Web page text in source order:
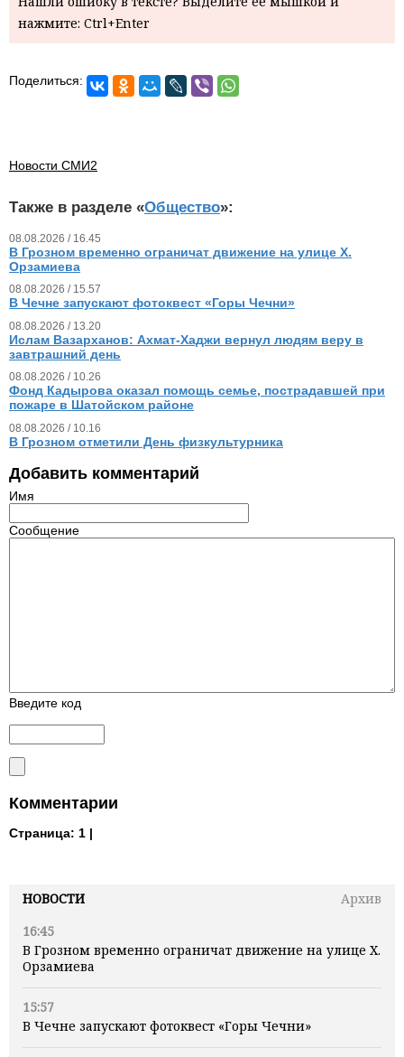
НОВОСТИ
Архив
16:45
В Грозном временно ограничат движение на улице Х.
Орзамиева
15:57
В Чечне запускают фотоквест «Горы Чечни»
нажмите: Ctrl+Enter
Поделиться:
Новости СМИ2
Также в разделе «Общество»:
08.08.2026 / 16.45
В Грозном временно ограничат движение на улице Х.
Орзамиева
08.08.2026 / 15.57
В Чечне запускают фотоквест «Горы Чечни»
08.08.2026 / 13.20
Ислам Вазарханов: Ахмат-Хаджи вернул людям веру в
завтрашний день
08.08.2026 / 10.26
Фонд Кадырова оказал помощь семье, пострадавшей при
пожаре в Шатойском районе
08.08.2026 / 10.16
В Грозном отметили День физкультурника
Добавить комментарий
Имя
Сообщение
Введите код
Комментарии
Страница: 1 |